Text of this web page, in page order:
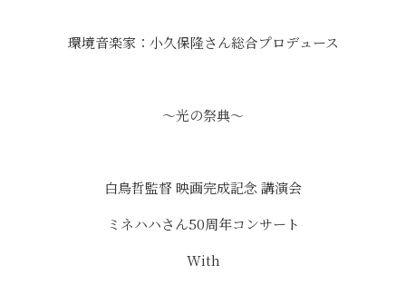
環境音楽家：小久保隆さん総合プロデュース
～光の祭典～
白鳥哲監督 映画完成記念 講演会
ミネハハさん50周年コンサート
With